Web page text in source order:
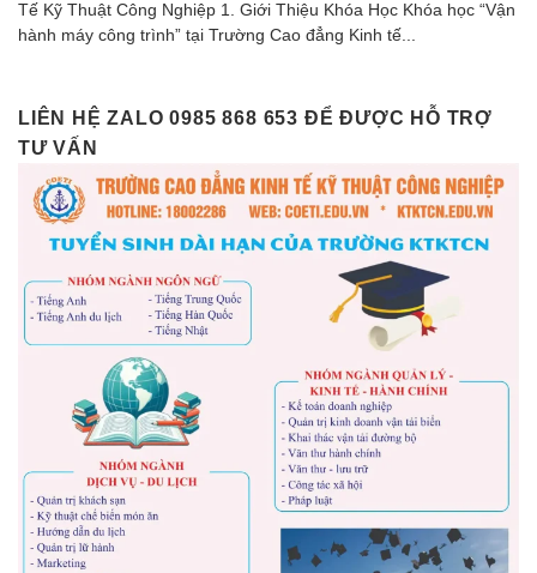
Tế Kỹ Thuật Công Nghiệp 1. Giới Thiệu Khóa Học Khóa học “Vận
hành máy công trình” tại Trường Cao đẳng Kinh tế...
LIÊN HỆ ZALO 0985 868 653 ĐỂ ĐƯỢC HỖ TRỢ
TƯ VẤN